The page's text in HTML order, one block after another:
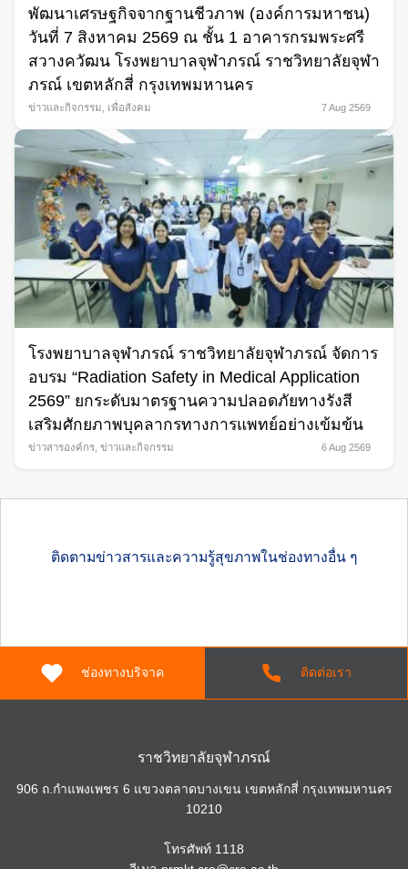
พัฒนาเศรษฐกิจจากฐานชีวภาพ (องค์การมหาชน)
วันที่ 7 สิงหาคม 2569 ณ ชั้น 1 อาคารกรมพระศรี
สวางควัฒน โรงพยาบาลจุฬาภรณ์ ราชวิทยาลัยจุฬา
ภรณ์ เขตหลักสี่ กรุงเทพมหานคร
ข่าวและกิจกรรม เพื่อสังคม 7 Aug 2569
โรงพยาบาลจุฬาภรณ์ ราชวิทยาลัยจุฬาภรณ์ จัดการ
อบรม “Radiation Safety in Medical Application
2569” ยกระดับมาตรฐานความปลอดภัยทางรังสี
เสริมศักยภาพบุคลากรทางการแพทย์อย่างเข้มข้น
ข่าวสารองค์กร ข่าวและกิจกรรม 6 Aug 2569
ติดตามข่าวสารและความรู้สุขภาพในช่องทางอื่น ๆ
ช่องทางบริจาค ติดต่อเรา
ราชวิทยาลัยจุฬาภรณ์
906 ถ.กำแพงเพชร 6 แขวงตลาดบางเขน เขตหลักสี่ กรุงเทพมหานคร
10210
โทรศัพท์ 1118